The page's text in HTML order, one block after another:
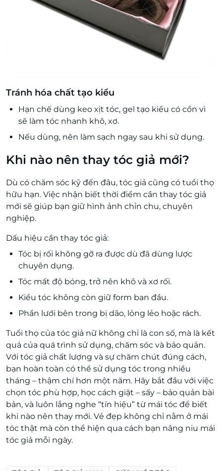
Tránh hóa chất tạo kiểu
Hạn chế dùng keo xịt tóc, gel tạo kiểu có cồn vì
sẽ làm tóc nhanh khô, xơ.
Nếu dùng, nên làm sạch ngay sau khi sử dụng.
Khi nào nên thay tóc giả mới?
Dù có chăm sóc kỹ đến đâu, tóc giả cũng có tuổi thọ
hữu hạn. Việc nhận biết thời điểm cần thay tóc giả
mới sẽ giúp bạn giữ hình ảnh chỉn chu, chuyên
nghiệp.
Dấu hiệu cần thay tóc giả:
Tóc bị rối không gỡ ra được dù đã dùng lược
chuyên dụng.
Tóc mất độ bóng, trở nên khô và xơ rối.
Kiểu tóc không còn giữ form ban đầu.
Phần lưới bên trong bị dão, lỏng lẻo hoặc rách.
Tuổi thọ của tóc giả nữ không chỉ là con số, mà là kết
quả của quá trình sử dụng, chăm sóc và bảo quản.
Với tóc giả chất lượng và sự chăm chút đúng cách,
bạn hoàn toàn có thể sử dụng tóc trong nhiều
tháng – thậm chí hơn một năm. Hãy bắt đầu với việc
chọn tóc phù hợp, học cách giặt – sấy – bảo quản bài
bản, và luôn lắng nghe “tín hiệu” từ mái tóc để biết
khi nào nên thay mới. Vẻ đẹp không chỉ nằm ở mái
tóc thật mà còn thể hiện qua cách bạn nâng niu mái
tóc giả mỗi ngày.